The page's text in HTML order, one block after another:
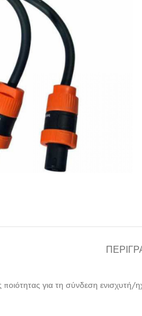
για τη σύνδεση ενισχυτή/